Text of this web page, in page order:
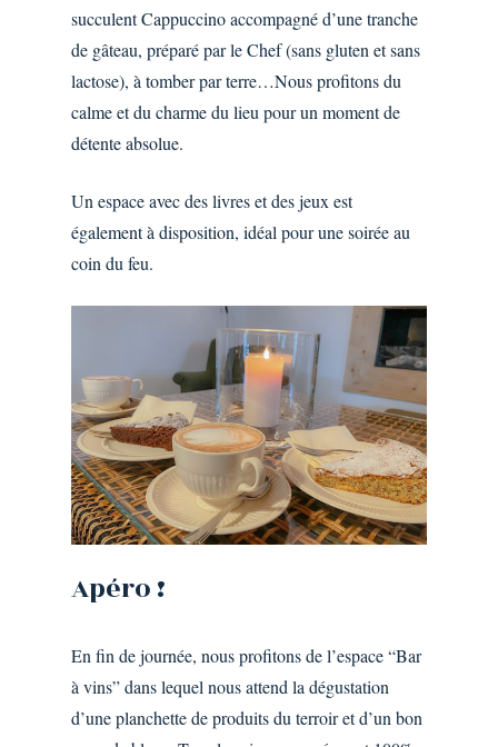
succulent Cappuccino accompagné d’une tranche
de gâteau, préparé par le Chef (sans gluten et sans
lactose), à tomber par terre…Nous profitons du
calme et du charme du lieu pour un moment de
détente absolue.
Un espace avec des livres et des jeux est
également à disposition, idéal pour une soirée au
coin du feu.
Apéro!
En fin de journée, nous profitons de l’espace “Bar
à vins” dans lequel nous attend la dégustation
d’une planchette de produits du terroir et d’un bon